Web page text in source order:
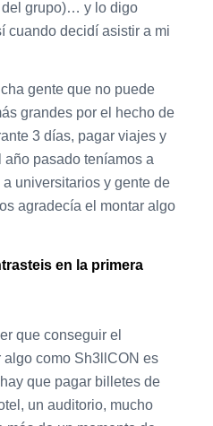
del grupo)… y lo digo
cuando decidí asistir a mi
gente que no puede
grandes por el hecho de
3 días, pagar viajes y
pasado teníamos a
universitarios y gente de
agradecía el montar algo
en la primera
que conseguir el
algo como Sh3llCON es
que pagar billetes de
un auditorio, mucho